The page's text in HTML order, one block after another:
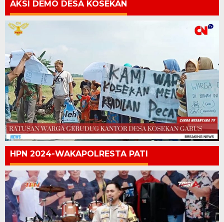
AKSI DEMO DESA KOSEKAN
HPN 2024-WAKAPOLRESTA PATI